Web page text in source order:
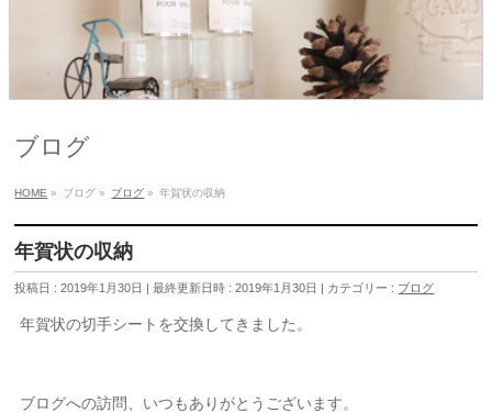
ブログ
HOME » ブログ » ブログ » 年賀状の収納
年賀状の収納
投稿日 : 2019年1月30日 最終更新日時 : 2019年1月30日 カテゴリー : ブログ
年賀状の切手シートを交換してきました。
ブログへの訪問、いつもありがとうございます。